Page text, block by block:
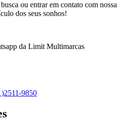
ou entrar em contato com nossa
dos seus sonhos!
da Limit Multimarcas
9850